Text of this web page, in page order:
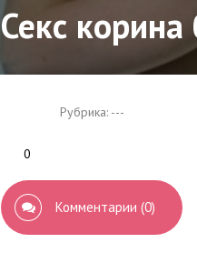
Секс
Рубрика: ---
0
Комментарии (0)